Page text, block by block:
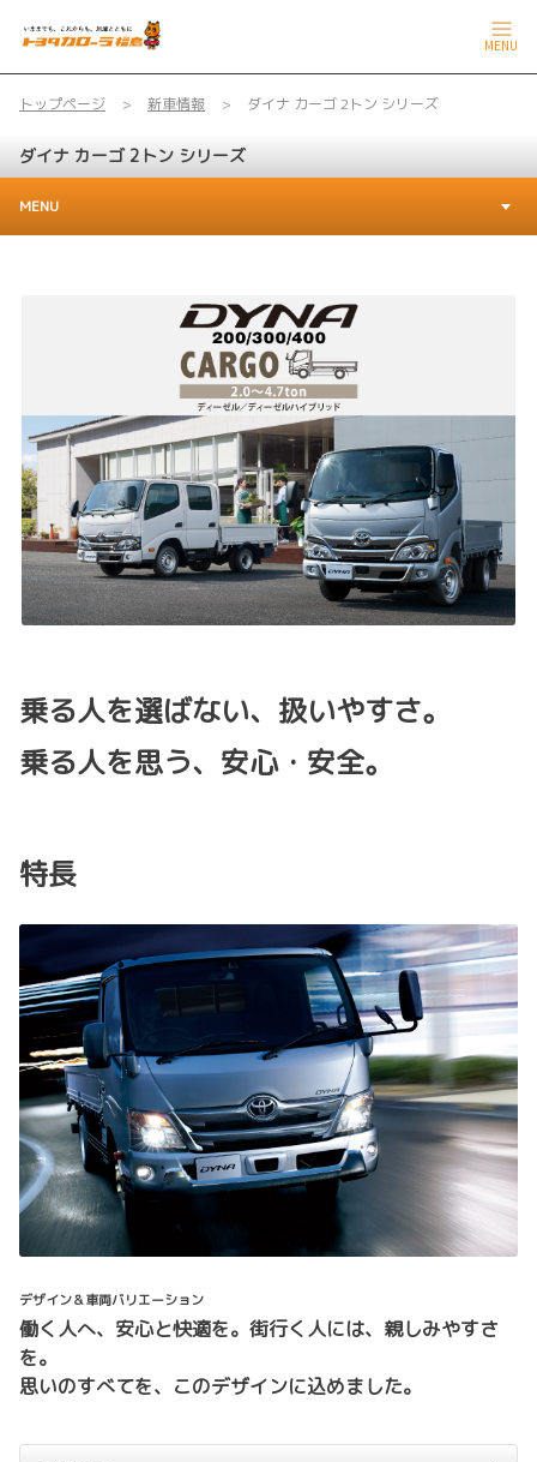
MENU
トップページ 新車情報 ダイナ カーゴ 2トン シリーズ
ダイナ カーゴ 2トン シリーズ
MENU
乗る人を選ばない、扱いやすさ。
乗る人を思う、安心・安全。
特長
デザイン＆車両バリエーション
働く人へ、安心と快適を。街行く人には、親しみやすさ
を。
思いのすべてを、このデザインに込めました。